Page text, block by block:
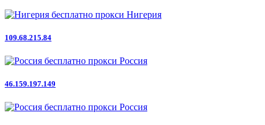
Нигерия
109.68.215.84
Россия
46.159.197.149
Россия